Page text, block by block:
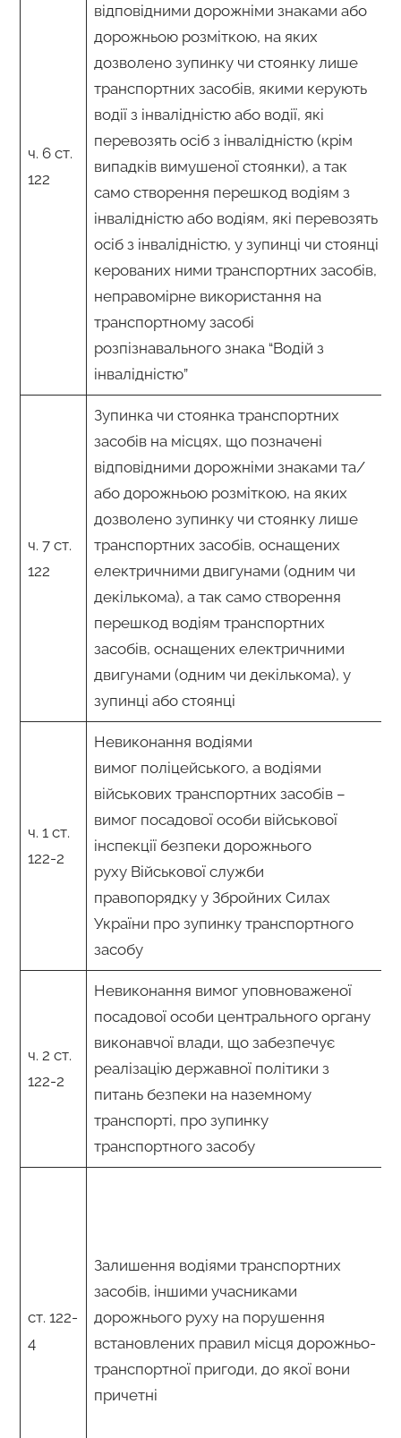
ч. 6 ст.
122
відповідними дорожніми знаками або
дорожньою розміткою, на яких
дозволено зупинку чи стоянку лише
транспортних засобів, якими керують
водії з інвалідністю або водії, які
перевозять осіб з інвалідністю (крім
випадків вимушеної стоянки), а так
само створення перешкод водіям з
інвалідністю або водіям, які перевозять
осіб з інвалідністю, у зупинці чи стоянці
керованих ними транспортних засобів,
неправомірне використання на
транспортному засобі
розпізнавального знака “Водій з
інвалідністю”
ч. 7 ст.
122
Зупинка чи стоянка транспортних
засобів на місцях, що позначені
відповідними дорожніми знаками та/
або дорожньою розміткою, на яких
дозволено зупинку чи стоянку лише
транспортних засобів, оснащених
електричними двигунами (одним чи
декількома), а так само створення
перешкод водіям транспортних
засобів, оснащених електричними
двигунами (одним чи декількома), у
зупинці або стоянці
ч. 1 ст.
122-2
Невиконання водіями
вимог поліцейського, а водіями
військових транспортних засобів –
вимог посадової особи військової
інспекції безпеки дорожнього
руху Військової служби
правопорядку у Збройних Силах
України про зупинку транспортного
засобу
ч. 2 ст.
122-2
Невиконання вимог уповноваженої
посадової особи центрального органу
виконавчої влади, що забезпечує
реалізацію державної політики з
питань безпеки на наземному
транспорті, про зупинку
транспортного засобу
ст. 122-
4
Залишення водіями транспортних
засобів, іншими учасниками
дорожнього руху на порушення
встановлених правил місця дорожньо-
транспортної пригоди, до якої вони
причетні